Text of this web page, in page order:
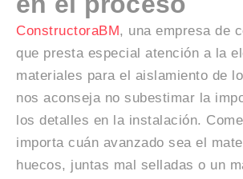
ConstructoraBM, una empresa de
que presta especial atención a la
materiales para el aislamiento de
nos aconseja no subestimar la
los detalles en la instalación.
importa cuán avanzado sea el
huecos, juntas mal selladas o un